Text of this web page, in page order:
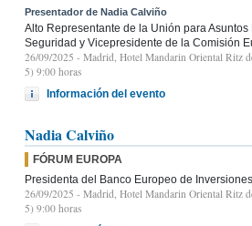
Presentador de Nadia Calviño
Alto Representante de la Unión para Asuntos
Seguridad y Vicepresidente de la Comisión
26/09/2025 - Madrid, Hotel Mandarin Oriental Ritz
5) 9:00 horas
Información del evento
Nadia Calviño
FÓRUM EUROPA
Presidenta del Banco Europeo de
26/09/2025 - Madrid, Hotel Mandarin Oriental Ritz
5) 9:00 horas